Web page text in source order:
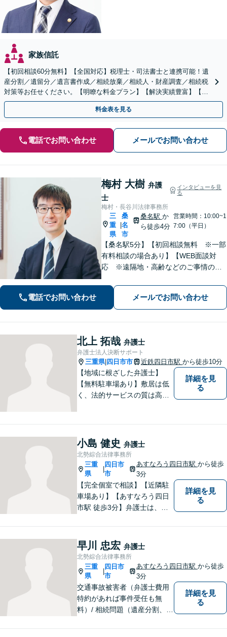
家族信託
【初回相談60分無料】【全国対応】税理士・司法書士と連携可能！遺
産分割／遺留分／遺言書作成／相続放棄／相続人・財産調査／相続税
対策等お任せください。【明瞭な料金プラン】【解決実績豊富】【電
話相談可】
料金表を見る
電話でお問い合わせ メールでお問い合わせ
梅村 大樹 弁護
士
インタビューを見
る
梅村・長谷川法律事務所
三
重
県
桑
名
市
桑名駅 か
ら徒歩4分
営業時間：10:00~1
7:00（平日）
【桑名駅5分】【初回相談無料 ※一部
有料相談の場合あり】【WEB面談対
応 ※遠隔地・高齢などのご事情のあ
間相談可】
電話でお問い合わせ メールでお問い合わせ
北上 拓哉 弁護士
弁護士法人決断サポート
三重県| 四日市市 近鉄四日市駅 から徒歩10分
【地域に根ざした弁護士】
【無料駐車場あり】敷居は低
く、法的サービスの質は高く
題／離婚問題／相続問題／企
業法務など、幅広く対応可
能。【明確な料金体系】どう
ぞご連絡ください。
詳細を見
る
小島 健史 弁護士
北勢綜合法律事務所
三重
県
四日市
市
あすなろう四日市駅 から徒歩
3分
【完全個室で相談】【近隣駐
車場あり】【あすなろう四日
市駅 徒歩3分】弁護士は、依
わからないことがあれば、何
でも聞いてください。 問題解
決に向かって一緒に頑張りま
しょう。
詳細を見
る
早川 忠宏 弁護士
北勢綜合法律事務所
三重
県
四日市
市
あすなろう四日市駅 から徒歩
3分
交通事故被害者（弁護士費用
特約があれば事件受任も無
料）/ 相続問題（遺産分割、遺
さい。
詳細を見
る